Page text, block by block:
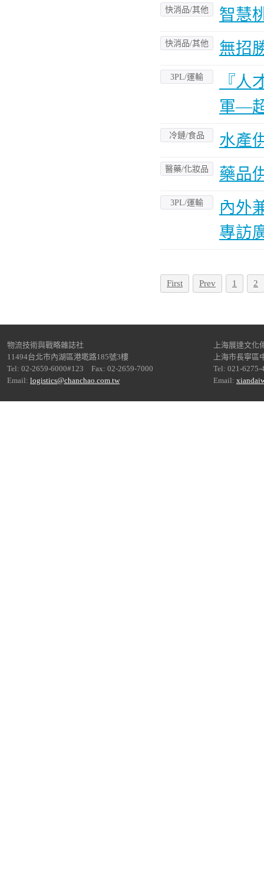
快消品/其他 智慧
快消品/其他 無招
3PL/運輸
『
軍—
冷鏈/食品 水產
醫藥/化妝品 藥品
3PL/運輸
內外
專訪
First Prev 1 2
物流技術與戰略雜誌社
11494台北市內湖區港墘路185號3樓
Tel: 02-2659-6000#123 Fax: 02-2659-7000
Email: logistics@chanchao.com.tw
上海展達文化
上海市長寧區
Tel: 021-6275-
Email: